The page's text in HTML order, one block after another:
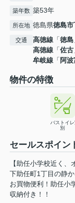
築年数 築53年
所在地 徳島県徳島市
交通 高徳線 「徳島
高徳線 「佐古
牟岐線 「 阿波
物件の特徴
バストイレ
別
セールスポイン
【助任小学校近く、
下助任町1丁目の静
お買物便利！助任小
収納付き！！